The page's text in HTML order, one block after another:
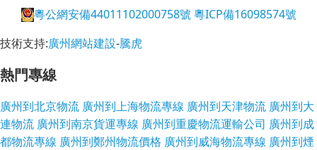
粵公網安備44011102000758號 粵ICP備16098574號
技術支持:廣州網站建設-騰虎
熱門專線
廣州到北京物流 廣州到上海物流專線 廣州到天津物流 廣州到大
連物流 廣州到南京貨運專線 廣州到重慶物流運輸公司 廣州到成
都物流專線 廣州到鄭州物流價格 廣州到威海物流專線 廣州到煙